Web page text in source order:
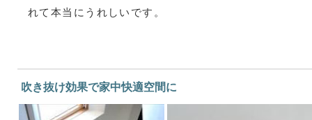
れて本当にうれしいです。
吹き抜け効果で家中快適空間に